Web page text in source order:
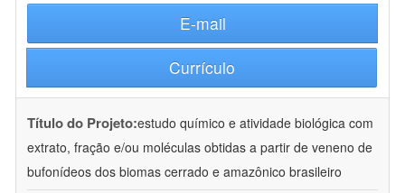
E-mail
Currículo
Título do Projeto:estudo químico e atividade biológica com
extrato, fração e/ou moléculas obtidas a partir de veneno de
bufonídeos dos biomas cerrado e amazônico brasileiro